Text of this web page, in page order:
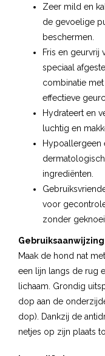
Zeer mild en
de gevoelige
beschermen.
Fris en geurvrij
speciaal
combinatie
effectieve
Hydrateert en
luchtig en
Hypoallergeen
ingrediënten.
voor
zonder geknoei.
Maak de hond nat
een lijn langs de rug
lichaam. Grondig
dop aan de
dop). Dankzij de
netjes op zijn plaats